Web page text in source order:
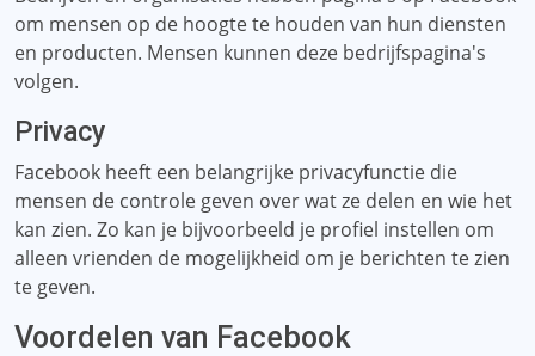
om mensen op de hoogte te houden van hun diensten
en producten. Mensen kunnen deze bedrijfspagina's
volgen.
Privacy
Facebook heeft een belangrijke privacyfunctie die
mensen de controle geven over wat ze delen en wie het
kan zien. Zo kan je bijvoorbeeld je profiel instellen om
alleen vrienden de mogelijkheid om je berichten te zien
te geven.
Voordelen van Facebook